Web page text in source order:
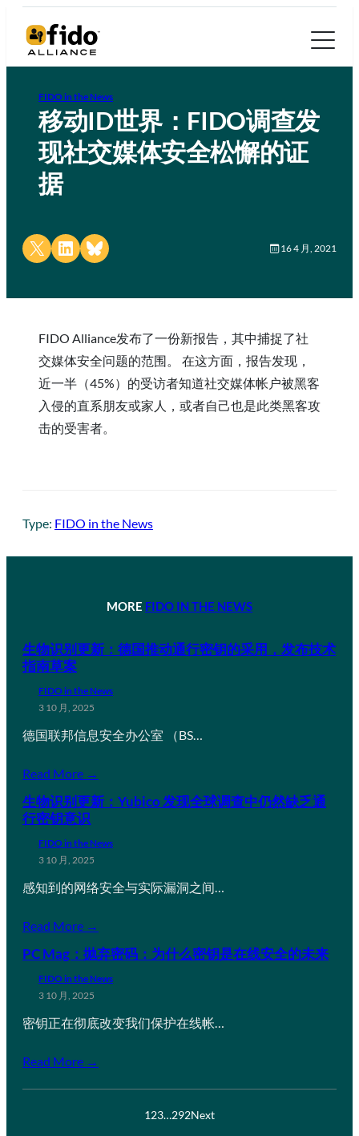
FIDO in the News
移动ID世界：FIDO调查发
现社交媒体安全松懈的证
据
Share on X Share on LinkedIn
Share on Bluesky 16 4 月, 2021
FIDO Alliance发布了一份新报告，其中捕捉了社
交媒体安全问题的范围。 在这方面，报告发现，
近一半（45%）的受访者知道社交媒体帐户被黑客
入侵的直系朋友或家人，或者自己也是此类黑客攻
击的受害者。
Type: FIDO in the News
MORE FIDO IN THE NEWS
生物识别更新：德国推动通行密钥的采用，发布技术
指南草案
FIDO in the News
3 10 月, 2025
德国联邦信息安全办公室 （BS…
Read More →
生物识别更新：Yubico 发现全球调查中仍然缺乏通
行密钥意识
FIDO in the News
3 10 月, 2025
感知到的网络安全与实际漏洞之间…
Read More →
PC Mag：抛弃密码：为什么密钥是在线安全的未来
FIDO in the News
3 10 月, 2025
密钥正在彻底改变我们保护在线帐…
Read More →
123…292Next